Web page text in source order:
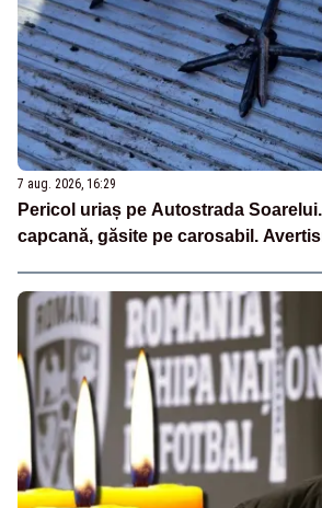
7 aug. 2026, 16:29
Pericol uriaș pe Autostrada
capcană, găsite pe carosabil.